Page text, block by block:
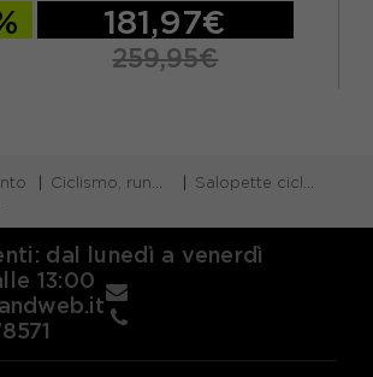
181,97€
259,95€
Ciclismo, running e piscina
Salopette ciclismo
dal lunedì a venerdì
13:00